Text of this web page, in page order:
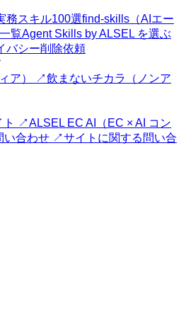
務スキル100選find-skills（AIエー
覧Agent Skills by ALSEL を選ぶ
バシー削除依頼
ア） ↗飲まないチカラ（ノンア
ト ↗ALSEL EC AI（EC × AI コン
い合わせ ↗サイトに関する問い合